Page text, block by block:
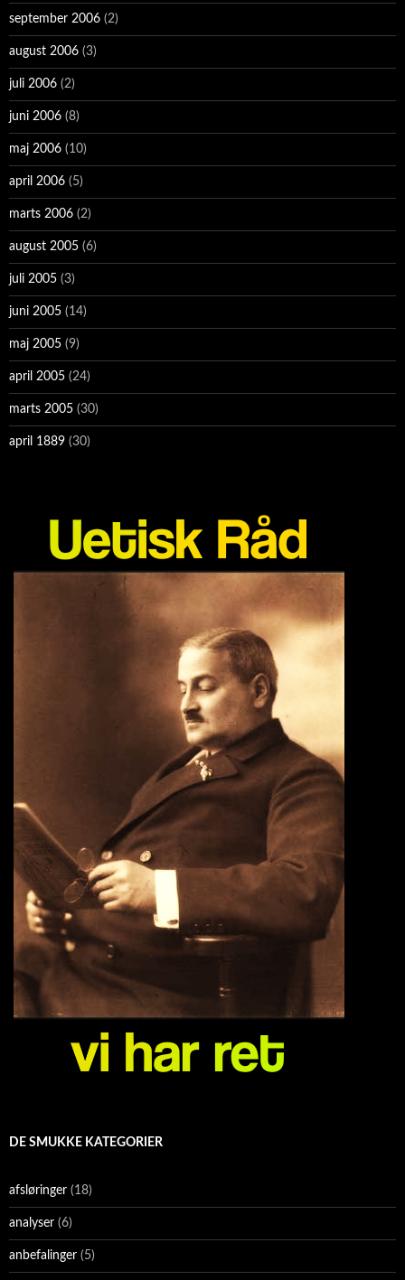
september 2006 (2)
august 2006 (3)
juli 2006 (2)
juni 2006 (8)
maj 2006 (10)
april 2006 (5)
marts 2006 (2)
august 2005 (6)
juli 2005 (3)
juni 2005 (14)
maj 2005 (9)
april 2005 (24)
marts 2005 (30)
april 1889 (30)
DE SMUKKE KATEGORIER
afsløringer (18)
analyser (6)
anbefalinger (5)